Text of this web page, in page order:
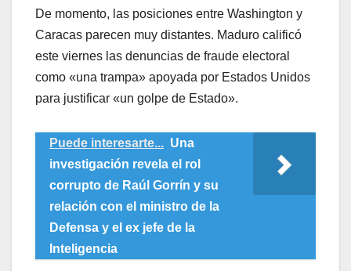
De momento, las posiciones entre Washington y
Caracas parecen muy distantes. Maduro calificó
este viernes las denuncias de fraude electoral
como «una trampa» apoyada por Estados Unidos
para justificar «un golpe de Estado».
Puede interesarte... Una
investigación revela el rol
corrupto de Raúl Gorrín y su
relación con el ministro de la
Defensa y el ex jefe de la
Inteligencia